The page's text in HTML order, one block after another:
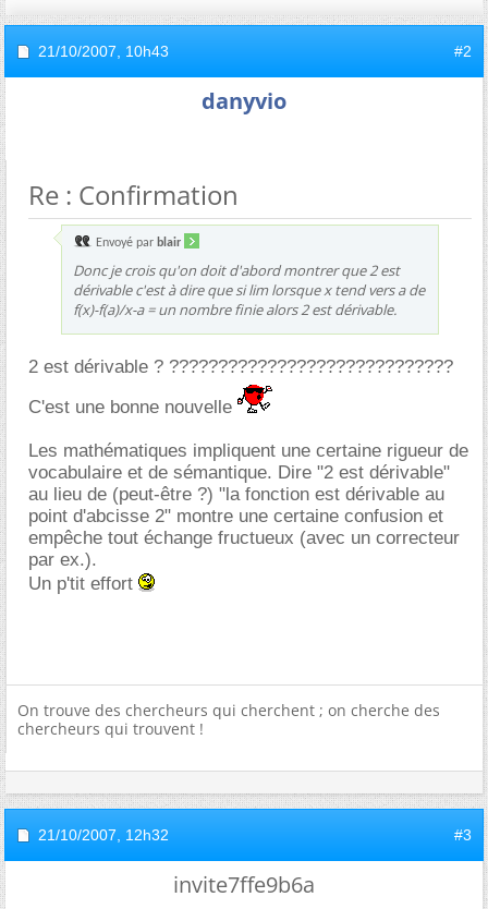
21/10/2007, 10h43 #2
danyvio
Re : Confirmation
Envoyé par blair
Donc je crois qu'on doit d'abord montrer que 2 est
dérivable c'est à dire que si lim lorsque x tend vers a de
f(x)-f(a)/x-a = un nombre finie alors 2 est dérivable.
2 est dérivable ? ?????????????????????????????
C'est une bonne nouvelle
Les mathématiques impliquent une certaine rigueur de
vocabulaire et de sémantique. Dire "2 est dérivable"
au lieu de (peut-être ?) "la fonction est dérivable au
point d'abcisse 2" montre une certaine confusion et
empêche tout échange fructueux (avec un correcteur
par ex.).
Un p'tit effort
On trouve des chercheurs qui cherchent ; on cherche des
chercheurs qui trouvent !
21/10/2007, 12h32 #3
invite7ffe9b6a